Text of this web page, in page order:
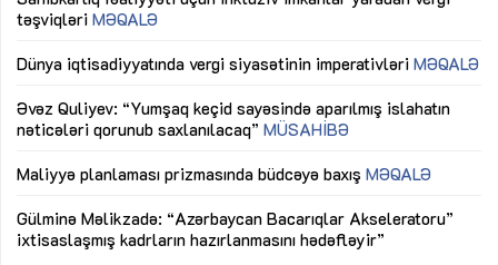
təşviqləri MƏQALƏ
Dünya iqtisadiyyatında vergi siyasətinin imperativləri MƏQALƏ
Əvəz Quliyev: “Yumşaq keçid sayəsində aparılmış islahatın
nəticələri qorunub saxlanılacaq” MÜSAHİBƏ
Maliyyə planlaması prizmasında büdcəyə baxış MƏQALƏ
Gülminə Məlikzadə: “Azərbaycan Bacarıqlar Akseleratoru”
ixtisaslaşmış kadrların hazırlanmasını hədəfləyir”